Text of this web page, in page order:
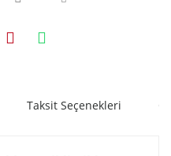
Taksit Seçenekleri